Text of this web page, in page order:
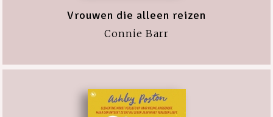
Vrouwen die alleen reizen
Connie Barr